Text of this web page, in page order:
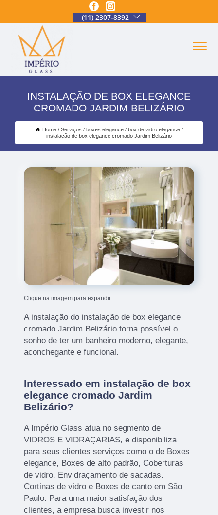
(11) 2307-8392
INSTALAÇÃO DE BOX ELEGANCE
CROMADO JARDIM BELIZÁRIO
Home Serviços boxes elegance
box de vidro elegance
instalação de box elegance cromado Jardim Belizário
Clique na imagem para expandir
A instalação do instalação de box elegance
cromado Jardim Belizário torna possível o
sonho de ter um banheiro moderno, elegante,
aconchegante e funcional.
Interessado em instalação de box
elegance cromado Jardim
Belizário?
A Império Glass atua no segmento de
VIDROS E VIDRAÇARIAS, e disponibiliza
para seus clientes serviços como o de Boxes
elegance, Boxes de alto padrão, Coberturas
de vidro, Envidraçamento de sacadas,
Cortinas de vidro e Boxes de canto em São
Paulo. Para uma maior satisfação dos
clientes, a empresa busca investir nos